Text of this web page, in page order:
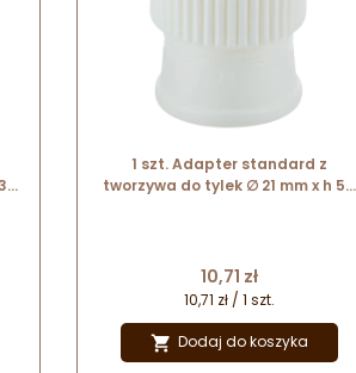
1 szt. Adapter standard z
tworzywa do tylek ∅ 21 mm x h 57
Cena
10,71 zł
10,71 zł / 1 szt.
 Dodaj do koszyka